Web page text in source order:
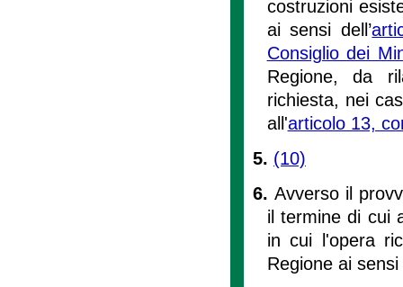
costruzioni
ai sensi dell’
Consiglio dei
Regione, da
richiesta, nei
all'articolo 13,
5. (10)
6.Avverso il
il termine di cui
in cui l'opera
Regione ai sensi